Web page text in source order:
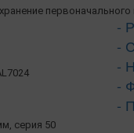
серия 50
-
-
-
-
-